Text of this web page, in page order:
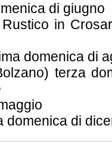
di giugno
in
domenica di
terza
domenica di